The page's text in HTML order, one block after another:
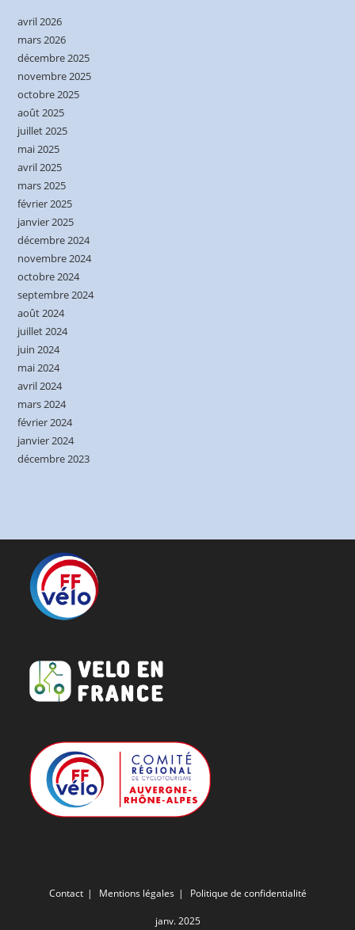
avril 2026
mars 2026
décembre 2025
novembre 2025
octobre 2025
août 2025
juillet 2025
mai 2025
avril 2025
mars 2025
février 2025
janvier 2025
décembre 2024
novembre 2024
octobre 2024
septembre 2024
août 2024
juillet 2024
juin 2024
mai 2024
avril 2024
mars 2024
février 2024
janvier 2024
décembre 2023
Contact Mentions légales Politique de confidentialité
janv. 2025